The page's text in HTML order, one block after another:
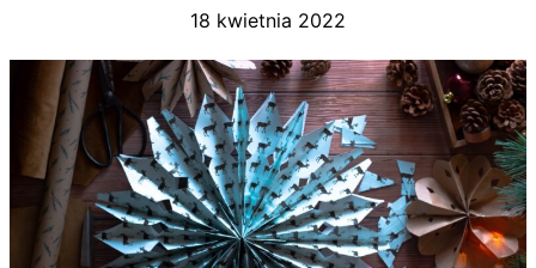
18 kwietnia 2022